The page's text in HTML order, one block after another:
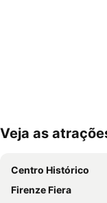
Ampliar mapa
Veja as
Centro Histórico
Firenze Fiera